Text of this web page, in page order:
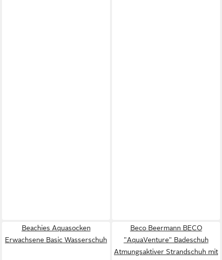
Beachies Aquasocken
Erwachsene Basic Wasserschuh
Beco Beermann BECO
"AquaVenture" Badeschuh
Atmungsaktiver Strandschuh mit